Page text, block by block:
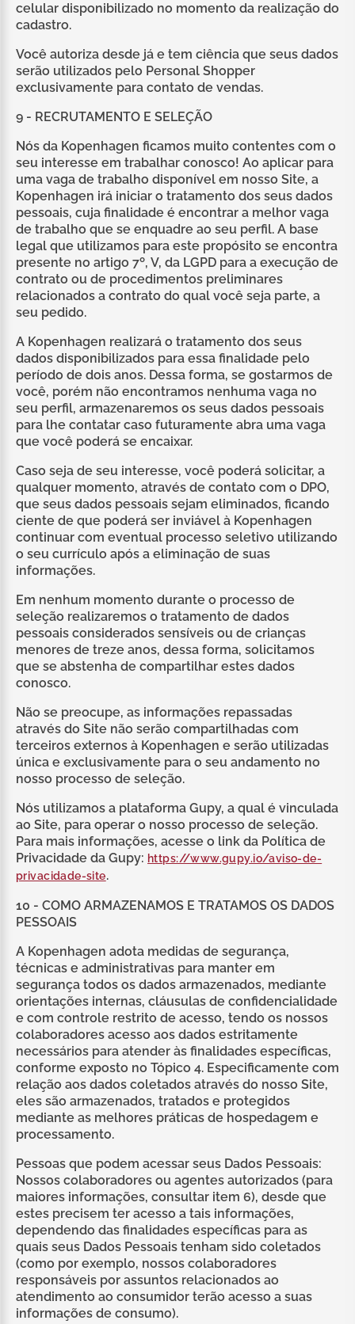
celular disponibilizado no momento da realização do
cadastro.
Você autoriza desde já e tem ciência que seus dados
serão utilizados pelo Personal Shopper
exclusivamente para contato de vendas.
9 - RECRUTAMENTO E SELEÇÃO
Nós da Kopenhagen ficamos muito contentes com o
seu interesse em trabalhar conosco! Ao aplicar para
uma vaga de trabalho disponível em nosso Site, a
Kopenhagen irá iniciar o tratamento dos seus dados
pessoais, cuja finalidade é encontrar a melhor vaga
de trabalho que se enquadre ao seu perfil. A base
legal que utilizamos para este propósito se encontra
presente no artigo 7º, V, da LGPD para a execução de
contrato ou de procedimentos preliminares
relacionados a contrato do qual você seja parte, a
seu pedido.
A Kopenhagen realizará o tratamento dos seus
dados disponibilizados para essa finalidade pelo
período de dois anos. Dessa forma, se gostarmos de
você, porém não encontramos nenhuma vaga no
seu perfil, armazenaremos os seus dados pessoais
para lhe contatar caso futuramente abra uma vaga
que você poderá se encaixar.
Caso seja de seu interesse, você poderá solicitar, a
qualquer momento, através de contato com o DPO,
que seus dados pessoais sejam eliminados, ficando
ciente de que poderá ser inviável à Kopenhagen
continuar com eventual processo seletivo utilizando
o seu currículo após a eliminação de suas
informações.
Em nenhum momento durante o processo de
seleção realizaremos o tratamento de dados
pessoais considerados sensíveis ou de crianças
menores de treze anos, dessa forma, solicitamos
que se abstenha de compartilhar estes dados
conosco.
Não se preocupe, as informações repassadas
através do Site não serão compartilhadas com
terceiros externos à Kopenhagen e serão utilizadas
única e exclusivamente para o seu andamento no
nosso processo de seleção.
Nós utilizamos a plataforma Gupy, a qual é vinculada
ao Site, para operar o nosso processo de seleção.
Para mais informações, acesse o link da Política de
Privacidade da Gupy: https://www.gupy.io/aviso-de-
privacidade-site.
10 - COMO ARMAZENAMOS E TRATAMOS OS DADOS
PESSOAIS
A Kopenhagen adota medidas de segurança,
técnicas e administrativas para manter em
segurança todos os dados armazenados, mediante
orientações internas, cláusulas de confidencialidade
e com controle restrito de acesso, tendo os nossos
colaboradores acesso aos dados estritamente
necessários para atender às finalidades específicas,
conforme exposto no Tópico 4. Especificamente com
relação aos dados coletados através do nosso Site,
eles são armazenados, tratados e protegidos
mediante as melhores práticas de hospedagem e
processamento.
Pessoas que podem acessar seus Dados Pessoais:
Nossos colaboradores ou agentes autorizados (para
maiores informações, consultar item 6), desde que
estes precisem ter acesso a tais informações,
dependendo das finalidades específicas para as
quais seus Dados Pessoais tenham sido coletados
(como por exemplo, nossos colaboradores
responsáveis por assuntos relacionados ao
atendimento ao consumidor terão acesso a suas
informações de consumo).